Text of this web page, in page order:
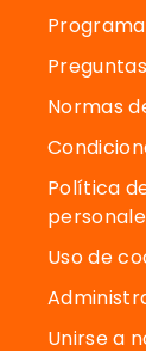
Normas
Política
Uso de
Unirse a